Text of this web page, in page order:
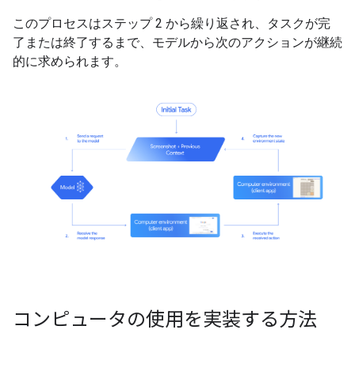
このプロセスはステップ 2 から繰り返され、タスクが完
了または終了するまで、モデルから次のアクションが継続
的に求められます。
コンピュータの使用を実装する方法